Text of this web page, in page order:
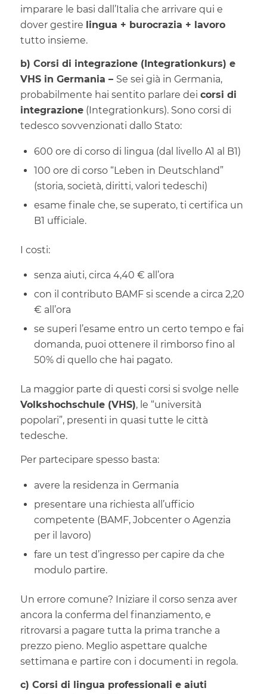
imparare le basi dall’Italia che arrivare qui e
dover gestire lingua + burocrazia + lavoro
tutto insieme.
b) Corsi di integrazione (Integrationkurs) e
VHS in Germania – Se sei già in Germania,
probabilmente hai sentito parlare dei corsi di
integrazione(Integrationkurs). Sono corsi di
tedesco sovvenzionati dallo Stato:
600 ore di corso di lingua (dal livello A1 al B1)
100 ore di corso “Leben in Deutschland”
(storia, società, diritti, valori tedeschi)
esame finale che, se superato, ti certifica un
B1 ufficiale.
I costi:
senza aiuti, circa 4,40 € all’ora
con il contributo BAMF si scende a circa 2,20
€ all’ora
se superi l’esame entro un certo tempo e fai
domanda, puoi ottenere il rimborso fino al
50% di quello che hai pagato.
La maggior parte di questi corsi si svolge nelle
Volkshochschule (VHS), le “università
popolari”, presenti in quasi tutte le città
tedesche.
Per partecipare spesso basta:
avere la residenza in Germania
presentare una richiesta all’ufficio
competente (BAMF, Jobcenter o Agenzia
per il lavoro)
fare un test d’ingresso per capire da che
modulo partire.
Un errore comune? Iniziare il corso senza aver
ancora la conferma del finanziamento, e
ritrovarsi a pagare tutta la prima tranche a
prezzo pieno. Meglio aspettare qualche
settimana e partire con i documenti in regola.
c) Corsi di lingua professionali e aiuti